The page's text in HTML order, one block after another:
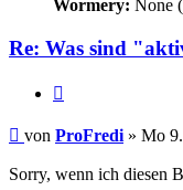
Wormery: None
Re: Was sind
Beitrag
von ProFredi » Mo
Sorry, wenn ich diesen